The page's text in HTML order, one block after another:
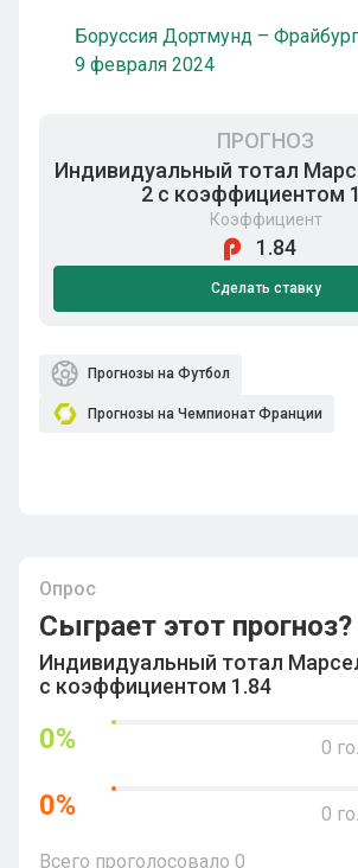
Боруссия Дортмунд –
9 февраля 2024
ПРОГНОЗ
Индивидуальный тотал
2 с коэффициентом
Коэффициент
1.84
Сделать ставку
Прогнозы на Футбол
Прогнозы на Чемпионат Франции
Опрос
Сыграет этот прогноз?
Индивидуальный тотал
с коэффициентом 1.84
0% 0
0% 0
Всего проголосовало 0